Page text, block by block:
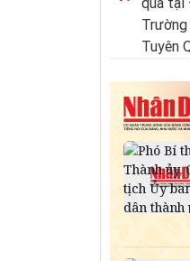
quả tại
Trường
Tuyên